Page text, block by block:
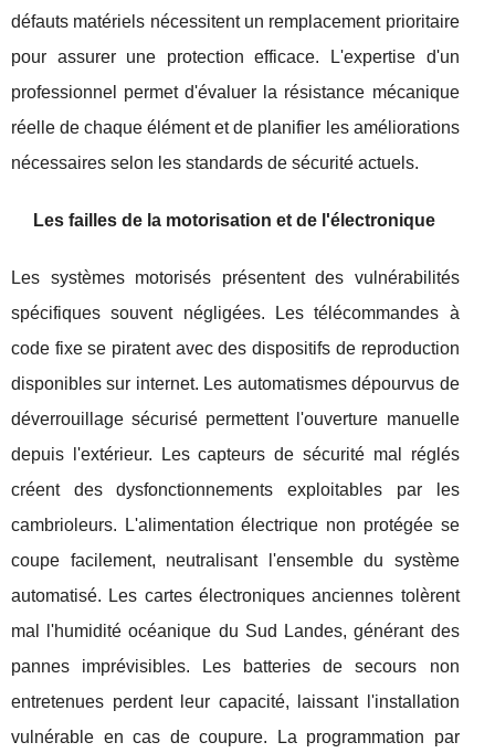
défauts matériels nécessitent un remplacement prioritaire
pour assurer une protection efficace. L'expertise d'un
professionnel permet d'évaluer la résistance mécanique
réelle de chaque élément et de planifier les améliorations
nécessaires selon les standards de sécurité actuels.
Les failles de la motorisation et de l'électronique
Les systèmes motorisés présentent des vulnérabilités
spécifiques souvent négligées. Les télécommandes à
code fixe se piratent avec des dispositifs de reproduction
disponibles sur internet. Les automatismes dépourvus de
déverrouillage sécurisé permettent l'ouverture manuelle
depuis l'extérieur. Les capteurs de sécurité mal réglés
créent des dysfonctionnements exploitables par les
cambrioleurs. L'alimentation électrique non protégée se
coupe facilement, neutralisant l'ensemble du système
automatisé. Les cartes électroniques anciennes tolèrent
mal l'humidité océanique du Sud Landes, générant des
pannes imprévisibles. Les batteries de secours non
entretenues perdent leur capacité, laissant l'installation
vulnérable en cas de coupure. La programmation par